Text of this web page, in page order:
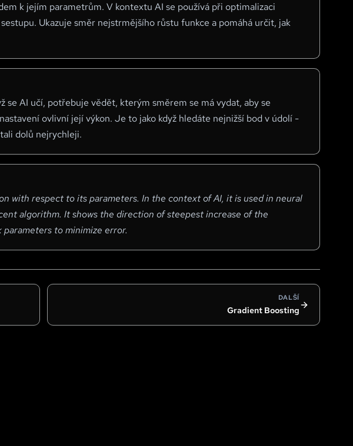
k jejím parametrům. V kontextu AI se používá při optimalizaci
Ukazuje směr nejstrmějšího růstu funkce a pomáhá určit, jak
se AI učí, potřebuje vědět, kterým směrem se má vydat, aby se
ovlivní její výkon. Je to jako když hledáte nejnižší bod v údolí -
dolů nejrychleji.
with respect to its parameters. In the context of AI, it is used in neural
algorithm. It shows the direction of steepest increase of the
to minimize error.
DALŠÍ
Gradient Boosting